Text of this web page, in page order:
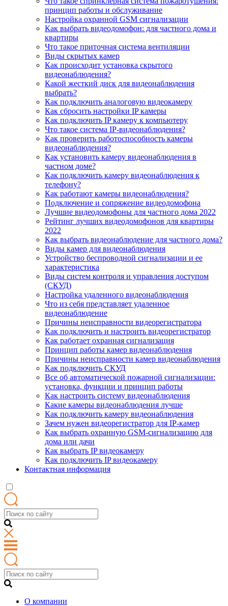
принцип работы и обслуживание
Настройка охранной GSM сигнализации
Как выбрать видеодомофон: для частного дома и
квартиры
Что такое приточная система вентиляции
Виды скрытых камер
Как происходит установка скрытого
видеонаблюдения?
Какой жесткий диск для видеонаблюдения
выбрать?
Как подключить аналоговую видеокамеру
Как сбросить настройки IP камеры
Как подключить IP камеру к компьютеру
Что такое система IP-видеонаблюдения?
Как проверить работоспособность камеры
видеонаблюдения?
Как установить камеру видеонаблюдения в
частном доме?
Как подключить камеру видеонаблюдения к
телефону?
Как работают камеры видеонаблюдения?
Подключение и сопряжение видеодомофона
Лучшие видеодомофоны для частного дома 2022
Рейтинг лучших видеодомофонов для квартиры
2022
Как выбрать видеонаблюдение для частного дома?
Виды камер для видеонаблюдения
Устройство беспроводной сигнализации и ее
характеристика
Виды систем контроля и управления доступом
(СКУД)
Настройка удаленного видеонаблюдения
Что из себя представляет удаленное
видеонаблюдение
Причины неисправности видеорегистратора
Как подключить и настроить видеорегистратор
Как работает охранная сигнализация
Принцип работы камер видеонаблюдения
Причины неисправности камер видеонаблюдения
Как подключить СКУД
Все об автоматической пожарной сигнализации:
установка, функции и принцип работы
Как настроить систему видеонаблюдения
Какие камеры видеонаблюдения лучше
Как подключить камеру видеонаблюдения
Зачем нужен видеорегистратор для IP-камер
Как выбрать охранную GSM-сигнализацию для
дома или дачи
Как выбрать IP видеокамеру
Как подключить IP видеокамеру
Контактная информация
О компании